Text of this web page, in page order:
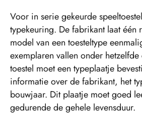
Voor in serie gekeurde
typekeuring. De fabrikant laat één
model van een toesteltype
exemplaren vallen onder
toestel moet een typeplaatje
informatie over de fabrikant, het
bouwjaar. Dit plaatje moet goed
gedurende de gehele levensduur.